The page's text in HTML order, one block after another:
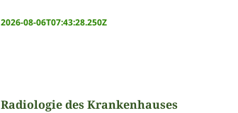
2026-08-06T07:43:28.250Z
Radiologie des Krankenhauses